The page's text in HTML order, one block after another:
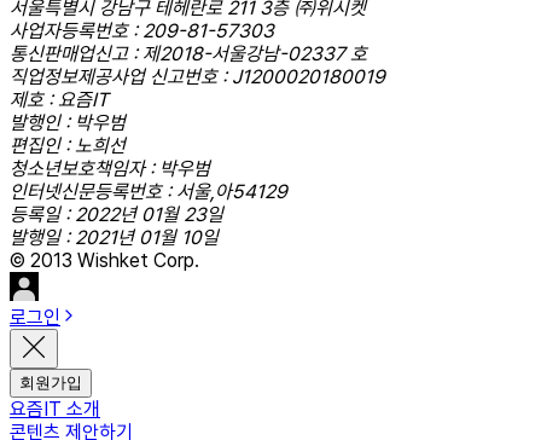
서울특별시 강남구 테헤란로 211 3층 ㈜위시켓
사업자등록번호 : 209-81-57303
통신판매업신고 : 제2018-서울강남-02337 호
직업정보제공사업 신고번호 : J1200020180019
제호 : 요즘IT
발행인 : 박우범
편집인 : 노희선
청소년보호책임자 : 박우범
인터넷신문등록번호 : 서울,아54129
등록일 : 2022년 01월 23일
발행일 : 2021년 01월 10일
© 2013 Wishket Corp.
로그인
회원가입
요즘IT 소개
콘텐츠 제안하기